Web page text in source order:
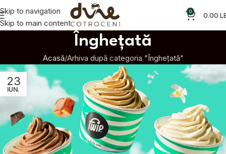
Skip to navigation
Skip to main content
0 0.00
Înghețată
Acasă Arhiva după categoria "Înghețată"
23
IUN.